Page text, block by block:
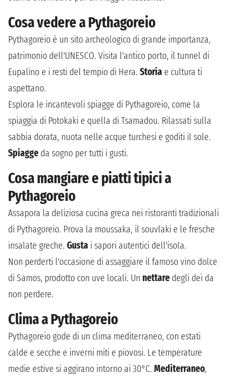
Cosa vedere a Pythagoreio
Pythagoreio è un sito archeologico di grande importanza,
patrimonio dell'UNESCO. Visita l'antico porto, il tunnel di
Eupalino e i resti del tempio di Hera. Storia e cultura ti
aspettano.
Esplora le incantevoli spiagge di Pythagoreio, come la
spiaggia di Potokaki e quella di Tsamadou. Rilassati sulla
sabbia dorata, nuota nelle acque turchesi e goditi il sole.
Spiagge da sogno per tutti i gusti.
Cosa mangiare e piatti tipici a
Pythagoreio
Assapora la deliziosa cucina greca nei ristoranti tradizionali
di Pythagoreio. Prova la moussaka, il souvlaki e le fresche
insalate greche. Gusta i sapori autentici dell'isola.
Non perderti l'occasione di assaggiare il famoso vino dolce
di Samos, prodotto con uve locali. Un nettare degli dei da
non perdere.
Clima a Pythagoreio
Pythagoreio gode di un clima mediterraneo, con estati
calde e secche e inverni miti e piovosi. Le temperature
medie estive si aggirano intorno ai 30°C. Mediterraneo,